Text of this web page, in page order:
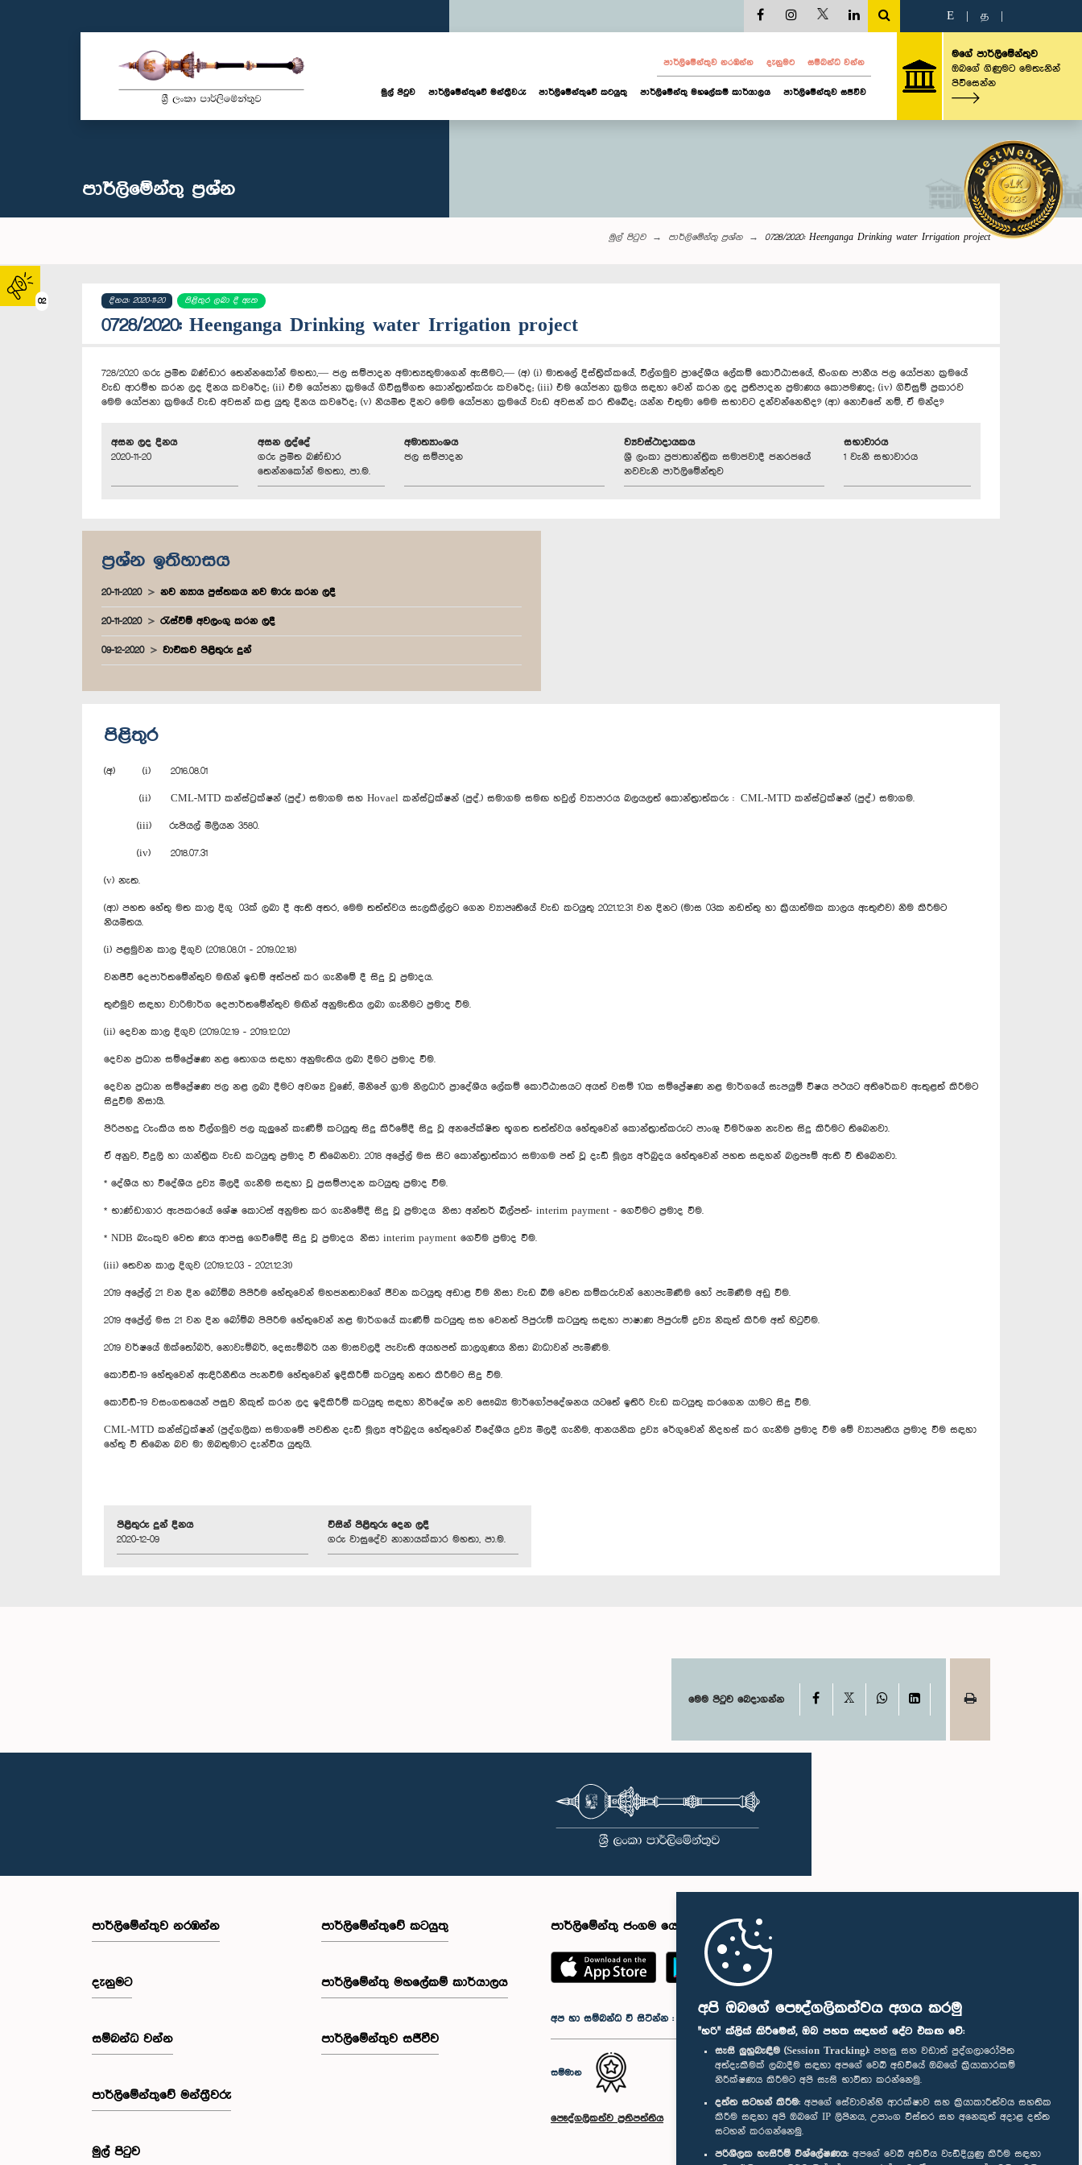
අපි ඔබගේ පෞද්ගලිකත්වය අගය කරමු
"හරි" ක්ලික් කිරීමෙන්, ඔබ පහත සඳහන් දේට එකඟ වේ:
සැසි ලුහුබැඳීම (Session Tracking): පහසු සහ වඩාත් පුද්ගලාරෝපිත
අත්දැකීමක් ලබාදීම සඳහා අපගේ වෙබ් අඩවියේ ඔබගේ ක්‍රියාකාරකම්
නිරීක්ෂණය කිරීමට අපි සැසි භාවිතා කරන්නෙමු.
දත්ත සටහන් කිරීම: අපගේ සේවාවන්හි ආරක්ෂාව සහ ක්‍රියාකාරීත්වය සහතික
කිරීම සඳහා අපි ඔබගේ IP ලිපිනය, උපාංග විස්තර සහ අනෙකුත් අදාළ දත්ත
සටහන් කරගන්නෙමු.
පරිශීලක හැසිරීම් විශ්ලේෂණය: අපගේ වෙබ් අඩවිය වැඩිදියුණු කිරීම සඳහා
02
E த
පාර්ලි‌මේන්තුව නරඹන්න දැනුමට සම්බන්ධ වන්න
මුල් පිටුව පාර්ලි‌මේන්තුවේ මන්ත්‍රීවරු පාර්ලිමේන්තුවේ කටයුතු පාර්ලිමේන්තු මහලේකම් කාර්යාලය පාර්ලිමේන්තුව සජීවීව
මගේ පාර්ලිමේන්තුව
ඔබගේ ගිණුමට මෙතැනින්
පිවිසෙන්න
පාර්ලි‌මේන්තු‌ ප්‍රශ්න
මුල් පිටුව පාර්ලි‌මේන්තු‌ ප්‍රශ්න 0728/2020: Heenganga Drinking water Irrigation project
දිනය: 2020-11-20 පිළිතුර ලබා දී ඇත
0728/2020: Heenganga Drinking water Irrigation project
728/2020 ගරු ප්‍රමිත බණ්ඩාර තෙන්නකෝන් මහතා,— ජල සම්පාදන අමාත්‍යතුමාගෙන් ඇසීමට,— (අ) (i) මාතලේ දිස්ත්‍රික්කයේ, විල්ගමුව ප්‍රාදේශීය ලේකම් කොට්ඨාසයේ, හීංගඟ පානීය ජල යෝජනා ක්‍රමයේ
වැඩ ආරම්භ කරන ලද දිනය කවරේද; (ii) එම යෝජනා ක්‍රමයේ ගිවිසුම්ගත කොන්ත්‍රාත්කරු කවරේද; (iii) එම යෝජනා ක්‍රමය සඳහා වෙන් කරන ලද ප්‍රතිපාදන ප්‍රමාණය කොපමණද; (iv) ගිවිසුම් ප්‍රකාරව
මෙම යෝජනා ක්‍රමයේ වැඩ අවසන් කළ යුතු දිනය කවරේද; (v) නියමිත දිනට මෙම යෝජනා ක්‍රමයේ වැඩ අවසන් කර තිබේද; යන්න එතුමා මෙම සභාවට දන්වන්නෙහිද? (ආ) නොඑසේ නම්, ඒ මන්ද?
අසන ලද දිනය
2020-11-20
අසන ලද්දේ
ගරු ප්‍රමිත බණ්ඩාර
තෙන්නකෝන් මහතා, පා.ම.
අමාත්‍යාංශය
ජල සම්පාදන
ව්‍යවස්ථාදායකය
ශ්‍රී ලංකා ප්‍රජාතාන්ත්‍රික සමාජවාදී ජනරජයේ
නවවැනි පාර්ලිමේන්තුව
සභාවාරය
1 වැනි සභාවාරය
ප්‍රශ්න ඉතිහාසය
20-11-2020 නව න්‍යාය පුස්තකය නව මාරු කරන ලදී
20-11-2020 රැස්වීම් අවලංගු කරන ලදී
09-12-2020 වාචිකව පිළිතුරු දුන්
පිළිතුර
(අ) (i) 2016.08.01
(ii) CML-MTD කන්ස්ට්‍රක්ෂන් (පුද්.) සමාගම සහ Hovael කන්ස්‍ට්‍රක්ෂන් (පුද්.) සමාගම සමඟ හවුල් ව්‍යාපාරය බලයලත් කොන්ත්‍රාත්කරු : CML-MTD කන්ස්ට්‍රක්ෂන් (පුද්.) සමාගම.
(iii) රුපියල් මිලියන 3580.
(iv) 2018.07.31
(v) නැත.
(ආ) පහත හේතු මත කාල දිගු 03ක් ලබා දී ඇති අතර, මෙම තත්ත්වය සැලකිල්ලට ගෙන ව්‍යාපෘතියේ වැඩ කටයුතු 2021.12.31 වන දිනට (මාස 03ක නඩත්තු හා ක්‍රියාත්මක කාලය ඇතුළුව) නිම කිරීමට
නියමිතය.‍
(i) පළමුවන කාල දිගුව (2018.08.01 - 2019.02.18)
වනජීවි දෙපාර්තමේන්තුව මඟින් ඉඩම් අත්පත් කර ගැනීමේ දී සිදු වූ ප්‍රමාදය.
තුළුමුව සඳහා වාරිමාර්ග දෙපාර්තමේන්තුව මඟින් අනුමැතිය ලබා ගැනීමට ප්‍රමාද වීම.
(ii) දෙවන කාල දිගුව (2019.02.19 - 2019.12.02)
දෙවන ප්‍රධාන සම්ප්‍රේෂණ නළ තොගය සඳහා අනුමැතිය ලබා දීමට ප්‍රමාද වීම.
දෙවන ප්‍රධාන සම්ප්‍රේෂණ ජල නළ ලබා දීමට අවශ්‍ය වුණේ, මිනිපේ ග්‍රාම නිලධාරි ප්‍රාදේශීය ලේකම් කොට්ඨ‍ාසයට අයත් වසම් 10ක සම්ප්‍රේෂණ නළ මාර්ගයේ සැපයුම් විෂය පථයට අතිරේකව ඇතුළත් කිරීමට
සිදුවීම නිසායි.
පිරිපහදු ටැංකිය සහ විල්ගමුව ජල කුලුනේ කැණීම් කටයුතු සිදු කිරීමේදී සිදු වූ අනපේක්ෂිත භූගත තත්ත්වය හේතුවෙන් කොන්ත්‍රාත්කරුට පාංශු විමර්ශන නැවත සිදු කිරීමට තිබෙනවා.
ඒ අනුව, විදුලි හා යාන්ත්‍රික වැඩ කටයුතු ප්‍රමාද වී තිබෙනවා. 2018 අප්‍රේල් මස සිට කොන්ත්‍රාත්කාර සමාගම පත් වූ දැඩි මූල්‍ය අර්බුදය හේතුවෙන් පහත සඳහන් බලපෑම් ඇති වී තිබෙනවා.
* දේශීය හා විදේශීය ද්‍රව්‍ය මිලදී ගැනීම සඳහා වූ ප්‍රසම්පාදන කටයුතු ප්‍රමාද වීම.
* භාණ්ඩාගාර ඇපකරයේ ශේෂ කොටස් අනුමත කර ගැනීමේදී සිදු වූ ප්‍රමාදය නිසා අන්තර් බිල්පත්- interim payment - ගෙවීමට ප්‍රමාද වීම.
* NDB බැංකුව වෙත ණය ආපසු ගෙවීමේදී සිදු වූ ප්‍රමාදය නිසා interim payment ගෙවීම ප්‍රමාද වීම.
(iii) තෙවන කාල දිගුව (2019.12.03 - 2021.12.31)
2019 අප්‍රේල් 21 වන දින බෝම්බ පිපිරීම හේතුවෙන් මහජනතාවගේ ජීවන කටයුතු අඩාළ වීම නිසා වැඩ බිම වෙත කම්කරුවන් නොපැමිණීම හෝ පැමිණීම අඩු වීම.
2019 අප්‍රේල් මස 21 වන දින බෝම්බ පිපිරීම හේතුවෙන් නළ මාර්ගයේ කැණීම් කටයුතු සහ වෙනත් පිපුරුම් කටයුතු සඳහා පාෂාණ පිපුරුම් ද්‍රව්‍ය නිකුත් කිරීම අත් හිටුවීම.
2019 වර්ෂයේ ඔක්තෝබර්, නොවැම්බර්, දෙසැම්බර් යන මාසවලදී පැවැති අයහපත් කාලගුණය නිසා බාධාවන් පැමිණීම.
කොවිඩ්-19 හේතුවෙන් ඇඳිරිනීතිය පැනවීම හේතුවෙන් ඉදිකිරීම් කටයුතු නතර කිරීමට සිදු වීම.
කොවිඩ්-19 වසංගතයෙන් පසුව නිකුත් කරන ලද ඉදිකිරීම් කටයුතු සඳහා නිර්දේශ නව සෞඛ්‍ය මාර්ගෝපදේශනය යටතේ ඉතිරි වැඩ කටයුතු කරගෙන යාමට සිදු වීම.
CML-MTD කන්ස්ට්‍රක්ෂන් (පුද්ගලික) සමාගමේ පවතින දැඩි මූල්‍ය අර්බුදය හේතුවෙන් විදේශීය ද්‍රව්‍ය මිලදී ගැනීම, ආනයනික ද්‍රව්‍ය රේගුවෙන් නිදහස් කර ගැනීම ප්‍රමාද වීම මේ ව්‍යාපෘතිය ප්‍රමාද වීම සඳහා
හේතු වී තිබෙන බව මා ඔබතුමාට දැන්විය යුතුයි.
පිළිතුරු දුන් දිනය
2020-12-09
විසින් පිළිතුරු දෙන ලදී
ගරු වාසුදේව නානායක්කාර මහතා, පා.ම.
මෙම පිටුව බෙදාගන්න Facebook WhatsAppLinkedIn
පාර්ලි‌මේන්තුව නරඹන්න
දැනුමට
සම්බන්ධ වන්න
පාර්ලි‌මේන්තුවේ මන්ත්‍රීවරු
මුල් පිටුව
පාර්ලිමේන්තුවේ කටයුතු
පාර්ලිමේන්තු මහලේකම් කාර්යාලය
පාර්ලිමේන්තුව සජීවීව
පාර්ලිමේන්තු ජංගම යෙදුම
අප හා සම්බන්ධ වී සිටින්න :
සම්මාන
පෞද්ගලිකත්ව ප්‍රතිපත්තිය